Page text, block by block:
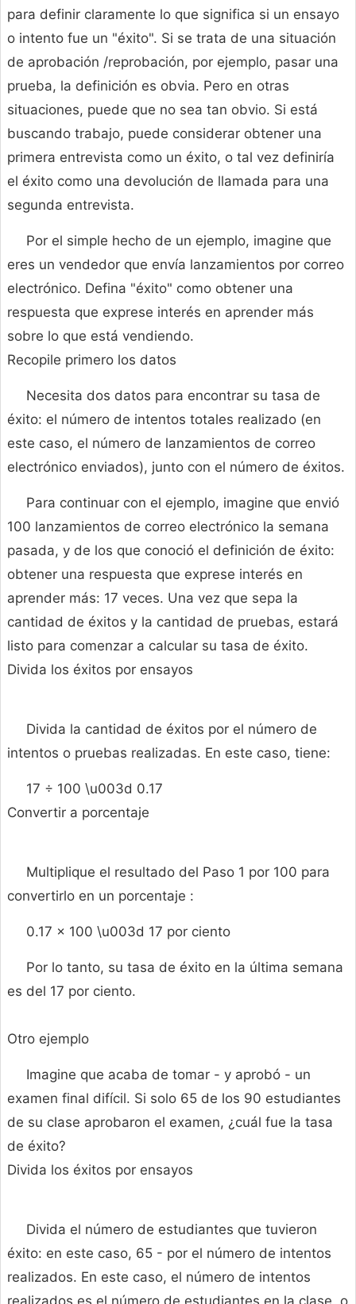
para definir claramente lo que significa si un ensayo
o intento fue un "éxito". Si se trata de una situación
de aprobación /reprobación, por ejemplo, pasar una
prueba, la definición es obvia. Pero en otras
situaciones, puede que no sea tan obvio. Si está
buscando trabajo, puede considerar obtener una
primera entrevista como un éxito, o tal vez definiría
el éxito como una devolución de llamada para una
segunda entrevista.
Por el simple hecho de un ejemplo, imagine que
eres un vendedor que envía lanzamientos por correo
electrónico. Defina "éxito" como obtener una
respuesta que exprese interés en aprender más
sobre lo que está vendiendo.
Recopile primero los datos
Necesita dos datos para encontrar su tasa de
éxito: el número de intentos totales realizado (en
este caso, el número de lanzamientos de correo
electrónico enviados), junto con el número de éxitos.
Para continuar con el ejemplo, imagine que envió
100 lanzamientos de correo electrónico la semana
pasada, y de los que conoció el definición de éxito:
obtener una respuesta que exprese interés en
aprender más: 17 veces. Una vez que sepa la
cantidad de éxitos y la cantidad de pruebas, estará
listo para comenzar a calcular su tasa de éxito.
Divida los éxitos por ensayos
Divida la cantidad de éxitos por el número de
intentos o pruebas realizadas. En este caso, tiene:
17 ÷ 100 \u003d 0.17
Convertir a porcentaje
Multiplique el resultado del Paso 1 por 100 para
convertirlo en un porcentaje :
0.17 × 100 \u003d 17 por ciento
Por lo tanto, su tasa de éxito en la última semana
es del 17 por ciento.
Otro ejemplo
Imagine que acaba de tomar - y aprobó - un
examen final difícil. Si solo 65 de los 90 estudiantes
de su clase aprobaron el examen, ¿cuál fue la tasa
de éxito?
Divida los éxitos por ensayos
Divida el número de estudiantes que tuvieron
éxito: en este caso, 65 - por el número de intentos
realizados. En este caso, el número de intentos